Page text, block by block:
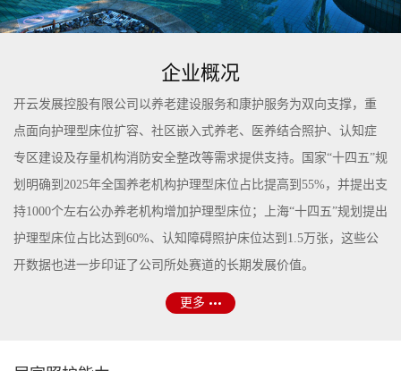
企业概况
开云发展控股有限公司以养老建设服务和康护服务为双向支撑，重
点面向护理型床位扩容、社区嵌入式养老、医养结合照护、认知症
专区建设及存量机构消防安全整改等需求提供支持。国家“十四五”规
划明确到2025年全国养老机构护理型床位占比提高到55%，并提出支
持1000个左右公办养老机构增加护理型床位；上海“十四五”规划提出
护理型床位占比达到60%、认知障碍照护床位达到1.5万张，这些公
开数据也进一步印证了公司所处赛道的长期发展价值。
更多